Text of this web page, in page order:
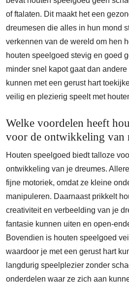
of ftalaten. Dit maakt het een
dreumesen die alles in hun mond
verkennen van de wereld om hen
houten speelgoed stevig en goed
minder snel kapot gaat dan
kunnen met een gerust hart
veilig en plezierig speelt met
Welke voordelen heeft
voor de ontwikkeling van
Houten speelgoed biedt talloze
ontwikkeling van je dreumes.
fijne motoriek, omdat ze kleine
manipuleren. Daarnaast prikkelt
creativiteit en verbeelding van je
fantasie kunnen uiten en open-
Bovendien is houten speelgoed
waardoor je met een gerust hart
langdurig speelplezier zonder
onderdelen waar ze zich aan